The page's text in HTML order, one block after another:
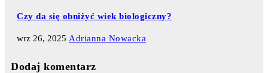
Czy da się obniżyć wiek biologiczny?
wrz 26, 2025 Adrianna Nowacka
Dodaj komentarz